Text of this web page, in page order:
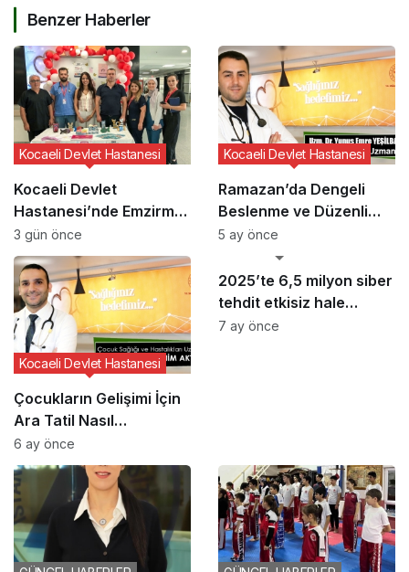
Benzer Haberler
Kocaeli Devlet
Hastanesi’nde Emzirme
Haftası Etkinliği
Kocaeli Devlet Hastanesi
3 gün önce
Ramazan’da Dengeli
Beslenme ve Düzenli
Yaşam Vurgusu
Kocaeli Devlet Hastanesi
5 ay önce
Çocukların Gelişimi İçin
Ara Tatil Nasıl
Planlanmalı?
Kocaeli Devlet Hastanesi
6 ay önce
2025’te 6,5 milyon siber
tehdit etkisiz hale
getirildi
GÜNCEL HABERLER
7 ay önce